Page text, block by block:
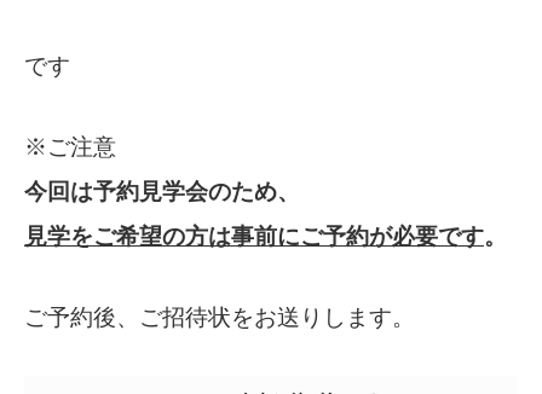
です
※ご注意
今回は予約見学会のため、
見学をご希望の方は事前にご予約が必要です。
ご予約後、ご招待状をお送りします。